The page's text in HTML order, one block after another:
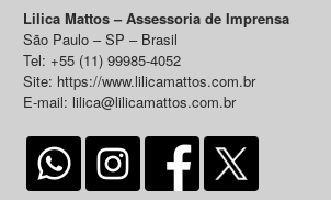
Lilica Mattos – Assessoria de Imprensa
São Paulo – SP – Brasil
Tel: +55 (11) 99985-4052
Site: https://www.lilicamattos.com.br
E-mail: lilica@lilicamattos.com.br